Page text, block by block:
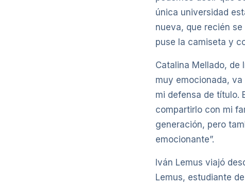
única universidad
nueva, que recién
puse la camiseta y
Catalina Mellado, de
muy emocionada,
mi defensa de título.
compartirlo con mi
generación, pero
emocionante”.
Iván Lemus viajó
Lemus, estudiante